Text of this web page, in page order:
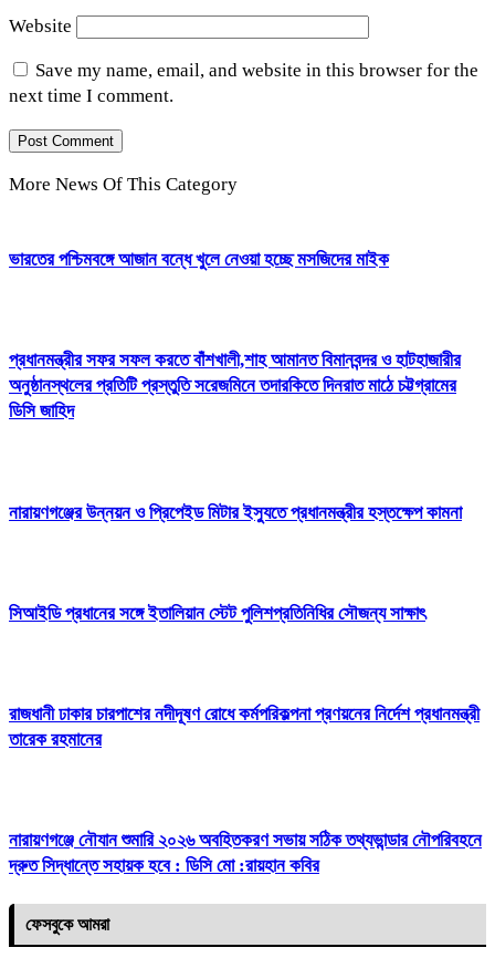
Website
Save my name, email, and website in this browser for the
next time I comment.
More News Of This Category
ভারতের পশ্চিমবঙ্গে আজান বন্ধে খুলে নেওয়া হচ্ছে মসজিদের মাইক
প্রধানমন্ত্রীর সফর সফল করতে বাঁশখালী,শাহ আমানত বিমানবন্দর ও হাটহাজারীর
অনুষ্ঠানস্থলের প্রতিটি প্রস্তুতি সরেজমিনে তদারকিতে দিনরাত মাঠে চট্টগ্রামের
ডিসি জাহিদ
নারায়ণগঞ্জের উন্নয়ন ও প্রিপেইড মিটার ইস্যুতে প্রধানমন্ত্রীর হস্তক্ষেপ কামনা
সিআইডি প্রধানের সঙ্গে ইতালিয়ান স্টেট পুলিশপ্রতিনিধির সৌজন্য সাক্ষাৎ
রাজধানী ঢাকার চারপাশের নদীদূষণ রোধে কর্মপরিকল্পনা প্রণয়নের নির্দেশ প্রধানমন্ত্রী
তারেক রহমানের
নারায়ণগঞ্জে নৌযান শুমারি ২০২৬ অবহিতকরণ সভায় সঠিক তথ্যভান্ডার নৌপরিবহনে
দ্রুত সিদ্ধান্তে সহায়ক হবে : ডিসি মো :রায়হান কবির
ফেসবুকে আমরা